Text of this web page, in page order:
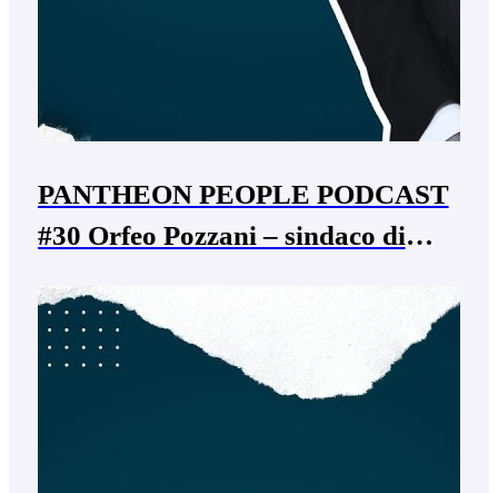
PANTHEON PEOPLE PODCAST
#30 Orfeo Pozzani – sindaco di